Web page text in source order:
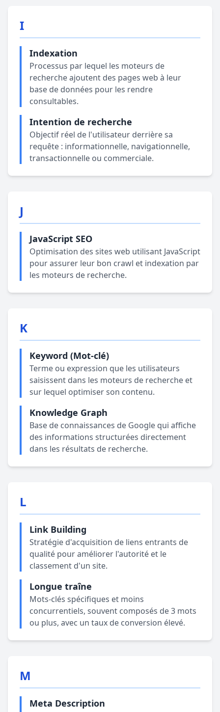
I
Indexation
Processus par lequel les moteurs de
recherche ajoutent des pages web à leur
base de données pour les rendre
consultables.
Intention de recherche
Objectif réel de l'utilisateur derrière sa
requête : informationnelle, navigationnelle,
transactionnelle ou commerciale.
J
JavaScript SEO
Optimisation des sites web utilisant JavaScript
pour assurer leur bon crawl et indexation par
les moteurs de recherche.
K
Keyword (Mot-clé)
Terme ou expression que les utilisateurs
saisissent dans les moteurs de recherche et
sur lequel optimiser son contenu.
Knowledge Graph
Base de connaissances de Google qui affiche
des informations structurées directement
dans les résultats de recherche.
L
Link Building
Stratégie d'acquisition de liens entrants de
qualité pour améliorer l'autorité et le
classement d'un site.
Longue traîne
Mots-clés spécifiques et moins
concurrentiels, souvent composés de 3 mots
ou plus, avec un taux de conversion élevé.
M
Meta Description